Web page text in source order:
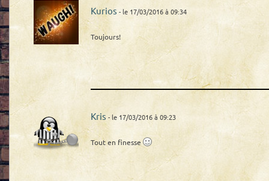
Kurios - le 17/03/2016 à 09:34
Toujours!
Kris - le 17/03/2016 à 09:23
Tout en finesse